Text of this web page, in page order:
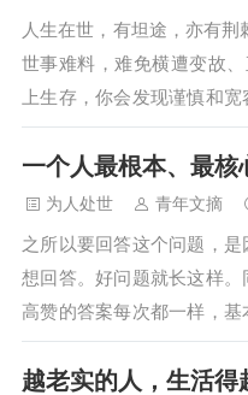
傻驴真可怜，只配在院子
天…
人生在世，有坦途，亦有
世事难料，难免横遭变故
上生存，你会发现谨慎和
和受伤，后者避免了口角
者兼具，方能在复杂的环境
并非胆小怕事，而是对风险
“知命者，不立乎岩墙之下
一个人最根本、最核
为人处世 青年文摘
之所以要回答这个问题，
想回答。好问题就长这样
高赞的答案每次都一样，
长型思维。这个词我听太
讲，讲完了以后觉得自己讲
越老实的人，生活得